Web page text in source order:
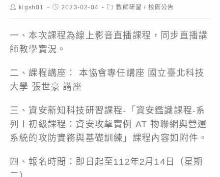
Postklgsh01
Post2023-02-04
Post教師研習 / 校園公告
一、本次課程為線上影音直播課程，同步直播講
師教學實況。
二、課程講座： 本協會專任講座 國立臺北科技
大學 張世豪 講座
三、資安新知科技研習課程-「資安鑑識課程-系
列Ⅰ初級課程：資安攻擊實例 AT 物聯網與營運
系統的攻防實務與基礎訓練」課程內容如附件。
四、報名時間：即日起至112年2月14日（星期